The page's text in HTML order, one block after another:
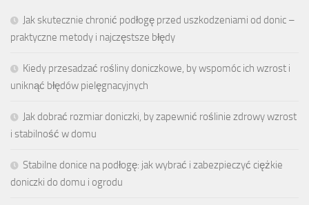
Jak skutecznie chronić podłogę przed uszkodzeniami od donic –
praktyczne metody i najczęstsze błędy
Kiedy przesadzać rośliny doniczkowe, by wspomóc ich wzrost i
uniknąć błędów pielęgnacyjnych
Jak dobrać rozmiar doniczki, by zapewnić roślinie zdrowy wzrost
i stabilność w domu
Stabilne donice na podłogę: jak wybrać i zabezpieczyć ciężkie
doniczki do domu i ogrodu